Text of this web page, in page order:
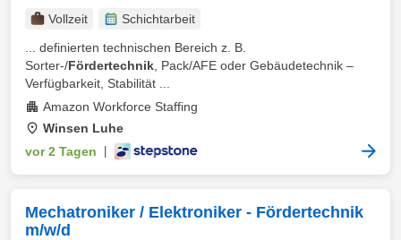
Vollzeit
Schichtarbeit
... definierten technischen Bereich z. B.
Sorter-/Fördertechnik , Pack/AFE oder Gebäudetechnik –
Verfügbarkeit, Stabilität ...
Amazon Workforce Staffing
Winsen Luhe
vor 2 Tagen
Mechatroniker / Elektroniker - Fördertechnik
m/w/d